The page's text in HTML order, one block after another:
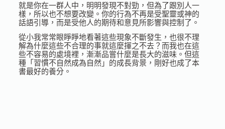
就是你在一群人中，明明發現不對勁，但為了跟別人一
樣，所以也不想要改變。你的行為不再是受聖靈或神的
話語引導，而是受他人的期待和意見所影響與控制了。
從小我常常眼睜睜地看著這些現象不斷發生，也很不理
解為什麼這些不合理的事就這麼揮之不去？而我也在這
些不容易的處境裡，漸漸品嘗什麼是長大的滋味。但這
種「習慣不自然成為自然」的成長背景，剛好也成了本
書最好的養分。